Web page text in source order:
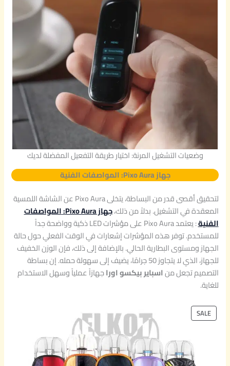
وضعيات التشغيل المرنة: اختيار طريقة التفعيل المفضلة لديك
جهاز Pixo Aura:
المواصفات الفنية
لتحقيق أقصى قدر من البساطة، يتخلى Pixo Aura عن الشاشة اللمسية
المعقدة في التشغيل. بدلاً من ذلك،جهاز Pixo Aura:
المواصفات
الفنية
: يعتمد Pixo Aura على مؤشرات LED ذكية وواضحة جداً
للمستخدم. توفر هذه المؤشرات إشعارات في الوقت الفعلي حول حالة
الجهاز ومستوى البطارية الحالي. بالإضافة إلى ذلك، فإن الوزن الخفيف
للجهاز، الذي لا يتجاوز 50 جرامًا، يضيف إلى سهولة حمله. إن بساطة
التصميم تجعل مناسباير بيكسو اوراجهازاً عملياً وسهل الاستخدام
للغاية.
SALE
P
R
U